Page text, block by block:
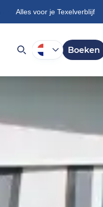
Alles voor je Texelverblijf
Boeken